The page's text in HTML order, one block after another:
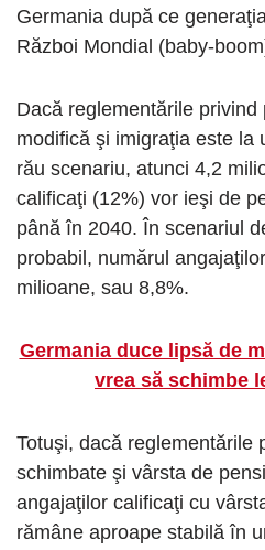
Germania după ce
Război Mondial (baby-
Dacă reglementările
modifică şi imigraţia este la
rău scenariu, atunci 4,2
calificaţi (12%) vor ieşi de
până în 2040. În scenariul
probabil, numărul
milioane, sau 8,8%.
Germania duce lipsă de
vrea să schimbe
Totuşi, dacă reglementările
schimbate şi vârsta de
angajaţilor calificaţi cu
rămâne aproape stabilă în